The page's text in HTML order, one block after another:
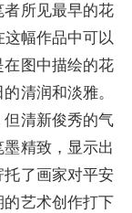
所见最早的花
幅作品中可以
图中描绘的花
清润和淡雅。
清新俊秀的气
精致，显示出
了画家对平安
艺术创作打下